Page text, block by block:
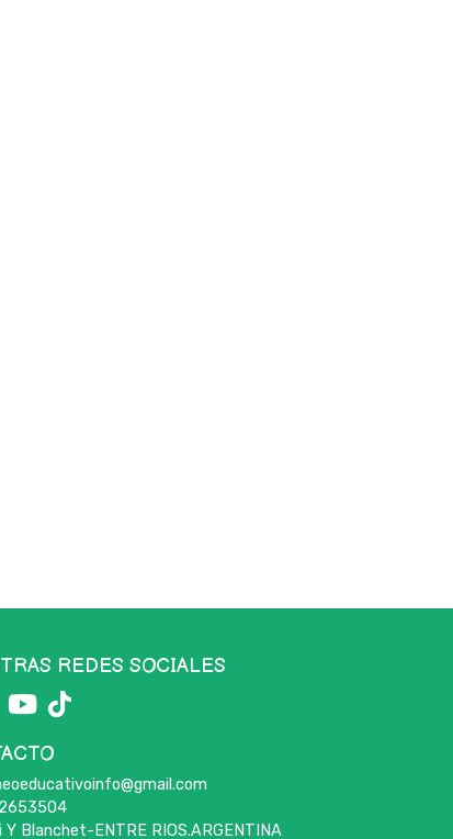
REDES SOCIALES
Y Blanchet-ENTRE RIOS.ARGENTINA